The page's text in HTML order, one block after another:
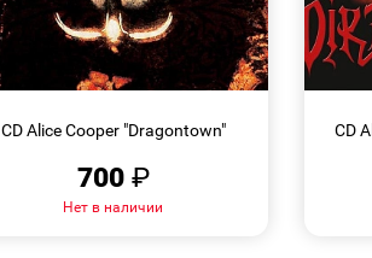
CD Alice Cooper "Dragontown"
700 ₽
Нет в наличии
CD